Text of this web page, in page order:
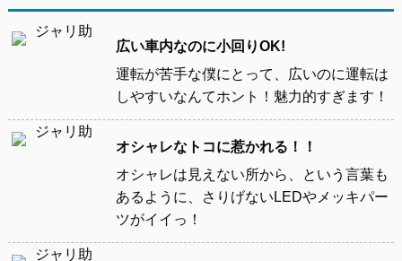
広い車内なのに小回りOK!
運転が苦手な僕にとって、広いのに運転は
しやすいなんてホント！魅力的すぎます！
オシャレなトコに惹かれる！！
オシャレは見えない所から、という言葉も
あるように、さりげないLEDやメッキパー
ツがイイっ！